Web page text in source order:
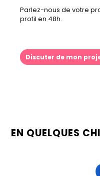
Parlez-nous de votre
profil en 48h.
Discuter de mon
EN QUELQUES